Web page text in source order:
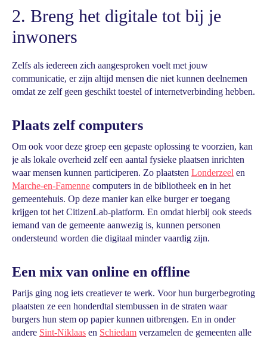
2. Breng het digitale tot bij je
inwoners
Zelfs als iedereen zich aangesproken voelt met jouw
communicatie, er zijn altijd mensen die niet kunnen deelnemen
omdat ze zelf geen geschikt toestel of internetverbinding hebben.
Plaats zelf computers
Om ook voor deze groep een gepaste oplossing te voorzien, kan
je als lokale overheid zelf een aantal fysieke plaatsen inrichten
waar mensen kunnen participeren. Zo plaatsten Londerzeel en
Marche-en-Famenne computers in de bibliotheek en in het
gemeentehuis. Op deze manier kan elke burger er toegang
krijgen tot het CitizenLab-platform. En omdat hierbij ook steeds
iemand van de gemeente aanwezig is, kunnen personen
ondersteund worden die digitaal minder vaardig zijn.
Een mix van online en offline
Parijs ging nog iets creatiever te werk. Voor hun burgerbegroting
plaatsten ze een honderdtal stembussen in de straten waar
burgers hun stem op papier kunnen uitbrengen. En in onder
andere Sint-Niklaas en Schiedam verzamelen de gemeenten alle